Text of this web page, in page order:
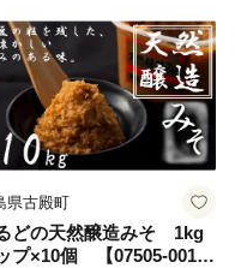
県古殿町
どの天然醸造みそ 1kg
プ×10個 【07505-001